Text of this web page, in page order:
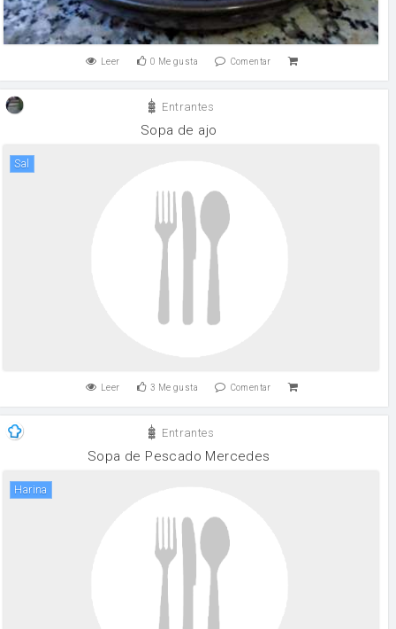
Leer 0 Me gusta Comentar
Entrantes
Sopa de ajo
sal
Leer 3 Me gusta Comentar
Entrantes
Sopa de Pescado Mercedes
harina